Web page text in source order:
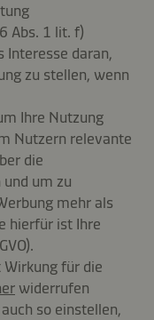
Abs. 1 lit. f)
Interesse daran,
zu stellen, wenn
Ihre Nutzung
Nutzern relevante
die
um zu
mehr als
hierfür ist Ihre
für die
widerrufen
so einstellen,